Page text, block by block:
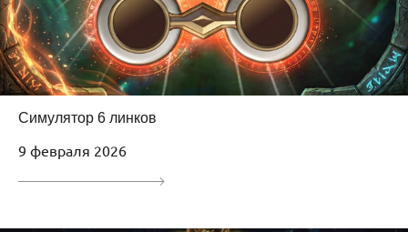
Симулятор 6 линков
9 февраля 2026